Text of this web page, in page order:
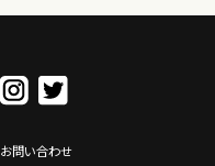
お問い合わせ